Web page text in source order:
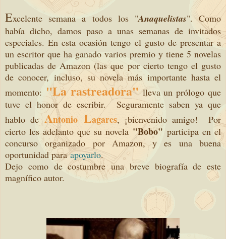
Excelente semana a todos los "Anaquelistas". Como
había dicho, damos paso a unas semanas de invitados
especiales. En esta ocasión tengo el gusto de presentar a
un escritor que ha ganado varios premio y tiene 5 novelas
publicadas de Amazon (las que por cierto tengo el gusto
de conocer, incluso, su novela más importante hasta el
momento: "La rastreadora" lleva un prólogo que
tuve el honor de escribir. Seguramente saben ya que
hablo deAntonio Lagares, ¡bienvenido amigo! Por
cierto les adelanto que su novela "Bobo" participa en el
concurso organizado por Amazon, y es una buena
oportunidad paraapoyarlo.
Dejo como de costumbre una breve biografía de este
magnífico autor.